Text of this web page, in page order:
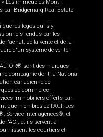
« Les immeubles Mont-
par Bridgemarq Real Estate
que les logos qui s'y
rendus par les
l'achat, de la vente et de la
d'un système de vente
sont des marques
compagnie dont la National
canadienne de
de commerce
immobiliers offerts par
que membres de l'ACI. Les
Service inter-agences®, et
l'ACI, et ils servent à
les courtiers et